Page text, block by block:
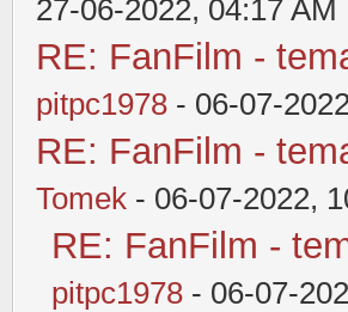
27-06-2022, 04:17 AM
RE: FanFilm -
pitpc1978 - 06-07-
RE: FanFilm -
Tomek - 06-07-2022,
RE: FanFilm -
pitpc1978 - 06-07-